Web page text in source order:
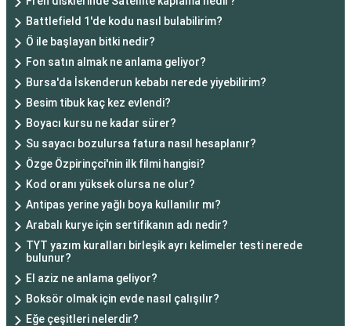
Battlefield 1'de kodu nasıl bulabilirim?
Ö ile başlayan bitki nedir?
Fon satın almak ne anlama geliyor?
Bursa'da İskenderun kebabı nerede yiyebilirim?
Besim tibuk kaç kez evlendi?
Boyacı kursu ne kadar sürer?
Su sayacı bozulursa fatura nasıl hesaplanır?
Özge Özpirinçci'nin ilk filmi hangisi?
Kod oranı yüksek olursa ne olur?
Antipas yerine yağlı boya kullanılır mı?
Arabalı kurye için sertifikanın adı nedir?
TYT yazım kuralları birleşik ayrı kelimeler testi nerede
bulunur?
El aziz ne anlama geliyor?
Boksör olmak için evde nasıl çalışılır?
Eğe çeşitleri nelerdir?